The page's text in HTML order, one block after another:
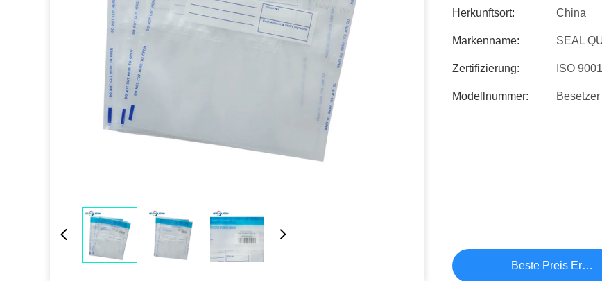
Herkunftsort: China
Markenname: SEAL
Zertifizierung: ISO
Modellnummer:
Beste Preis